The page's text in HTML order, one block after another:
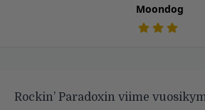
Moondog
Rockin’ Paradoxin viime